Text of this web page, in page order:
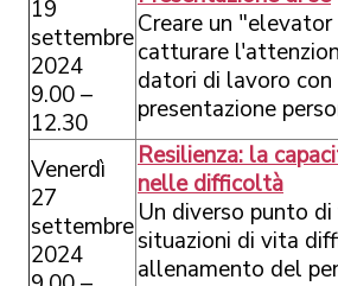
19
settembre
2024
9.00 –
12.30
Creare un
catturare
datori di lavoro con
presentazione
Venerdì
27
settembre
2024
Resilienza: la
nelle difficoltà
Un diverso punto
situazioni di vita
allenamento del